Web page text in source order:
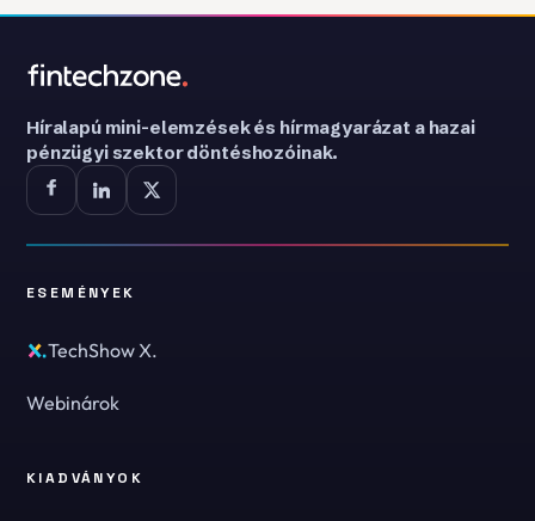
Híralapú mini-elemzések és hírmagyarázat a hazai
pénzügyi szektor döntéshozóinak.
ESEMÉNYEK
TechShow X.
Webinárok
KIADVÁNYOK